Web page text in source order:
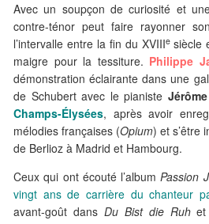
Avec un soupçon de curiosité et
contre-ténor peut faire rayonner
l’intervalle entre la fin du XVIIIesiècle
maigre pour la tessiture. Philippe
démonstration éclairante dans une
de Schubert avec le pianiste
Champs-Élysées, après avoir
mélodies françaises (Opium) et s’être
de Berlioz à Madrid et Hambourg.
Ceux qui ont écouté l’albumPassion
vingt ans de carrière du chanteur
avant-goût dans Du Bist die Ruh